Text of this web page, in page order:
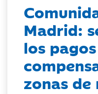
Madrid:
los pagos
zonas